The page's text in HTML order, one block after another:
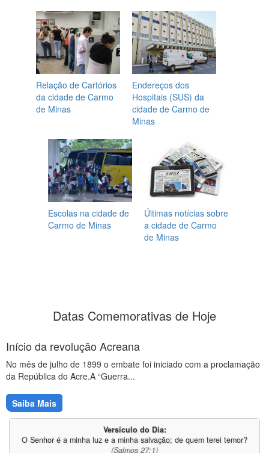
Relação de Cartórios
da cidade de Carmo
de Minas
Endereços dos
Hospitais (SUS) da
cidade de Carmo de
Minas
Escolas na cidade de
Carmo de Minas
Últimas notícias sobre
a cidade de Carmo
de Minas
Datas Comemorativas de Hoje
Início da revolução Acreana
No mês de julho de 1899 o embate foi iniciado com a proclamação
da República do Acre.A “Guerra...
Saiba Mais
Versículo do Dia:
O Senhor é a minha luz e a minha salvação; de quem terei temor?
(Salmos 27:1)